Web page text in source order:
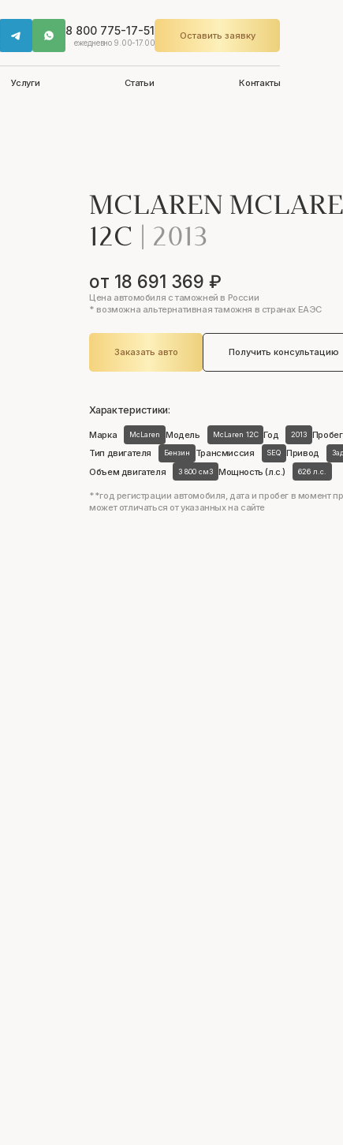
8 800 775-17-51
ежедневно 9.00-17.00
Оставить заявку
Услуги Статьи Контакты
MCLAREN
12C | 2013
от 18 691 369 ₽
Цена автомобиля с таможней в России
* возможна альтернативная таможня в странах ЕАЭС
Заказать авто Получить консультацию
Характеристики:
Марка McLaren Модель McLaren 12C Год 2013 Пробег
Тип двигателя Бензин Трансмиссия SEQ Привод
Объем двигателя 3 800 см3 Мощность (л.с.) 626 л.с.
**год регистрации автомобиля, дата и пробег в момент
может отличаться от указанных на сайте